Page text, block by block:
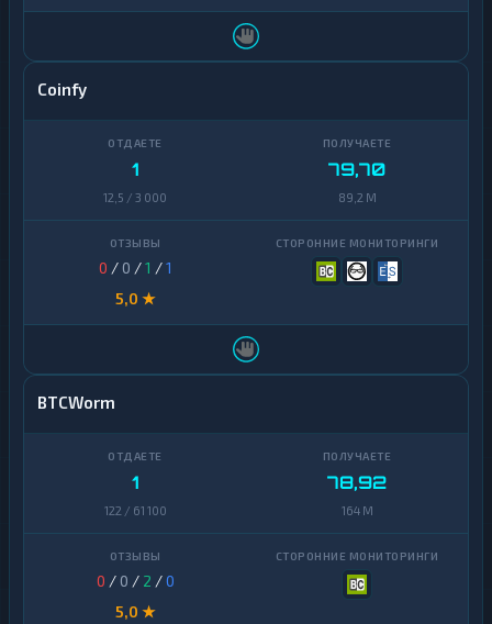
Coinfy
1
12,5 / 3 000
79,70
89,2 M
0 / 0 /1 /1
5,0 ★
BTCWorm
1
122 / 61 100
78,92
164 M
0 / 0 / 2 /0
5,0 ★